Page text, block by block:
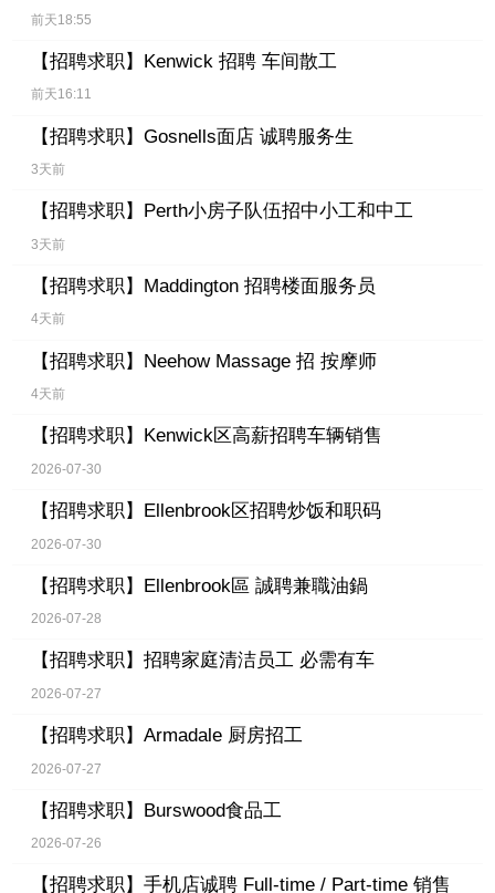
前天18:55
【招聘求职】 Kenwick 招聘 车间散工
前天16:11
【招聘求职】 Gosnells面店 诚聘服务生
3天前
【招聘求职】 Perth小房子队伍招中小工和中工
3天前
【招聘求职】 Maddington 招聘楼面服务员
4天前
【招聘求职】 Neehow Massage 招 按摩师
4天前
【招聘求职】 Kenwick区高薪招聘车辆销售
2026-07-30
【招聘求职】 Ellenbrook区招聘炒饭和职码
2026-07-30
【招聘求职】 Ellenbrook區 誠聘兼職油鍋
2026-07-28
【招聘求职】 招聘家庭清洁员工 必需有车
2026-07-27
【招聘求职】 Armadale 厨房招工
2026-07-27
【招聘求职】 Burswood食品工
2026-07-26
【招聘求职】 手机店诚聘 Full-time / Part-time 销售